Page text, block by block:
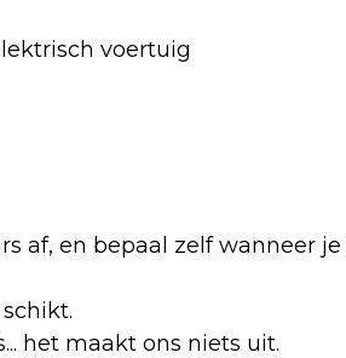
voertuig
af, en bepaal zelf wanneer
het maakt ons niets uit.